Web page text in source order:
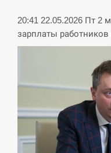
СЕРПЕНЬ
Іспанія
Марокко через
СЕРПЕНЬ
15:00
РФ провела
Європою щодо
20:41 22.05.2026 Пт 2
зарплаты работников